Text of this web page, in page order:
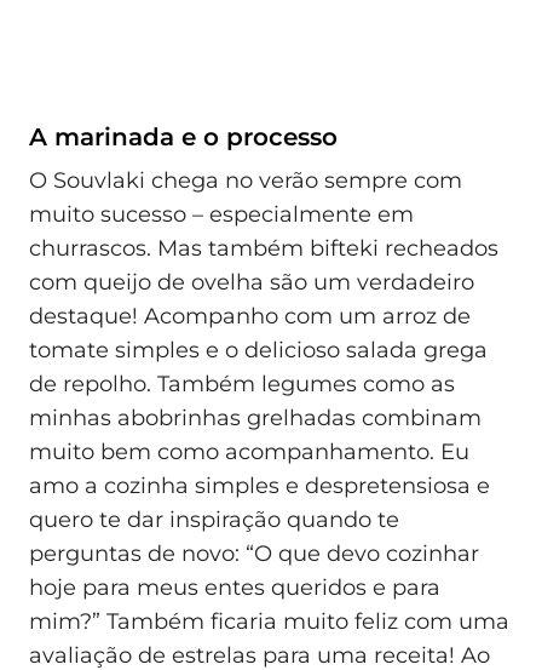
A marinada e o processo
O Souvlaki chega no verão sempre com
muito sucesso – especialmente em
churrascos. Mas também bifteki recheados
com queijo de ovelha são um verdadeiro
destaque! Acompanho com um arroz de
tomate simples e o delicioso salada grega
de repolho. Também legumes como as
minhas abobrinhas grelhadas combinam
muito bem como acompanhamento. Eu
amo a cozinha simples e despretensiosa e
quero te dar inspiração quando te
perguntas de novo: “O que devo cozinhar
hoje para meus entes queridos e para
mim?” Também ficaria muito feliz com uma
avaliação de estrelas para uma receita! Ao